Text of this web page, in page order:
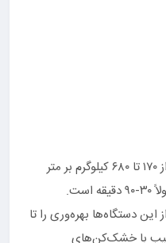
در عمل، اپراتورها می‌توانند فشار را از ۱۷۰ تا ۶۸۰ کیلوگرم بر متر
مربع تنظیم کنند، و زمان مالش معمولاً ۳۰-۹۰ دقیقه است.
دستگاه‌ها بهره‌وری را تا
با خشک‌کن‌های